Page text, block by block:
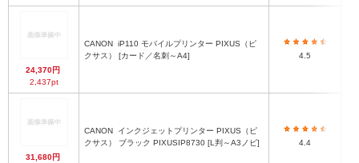
24,370円
2,437pt
CANON
クサス） [カード／名刺～A4]
4.5
31,680円
CANON
クサス） ブラック PIXUSIP8730 [L判～A3ノビ]
4.4